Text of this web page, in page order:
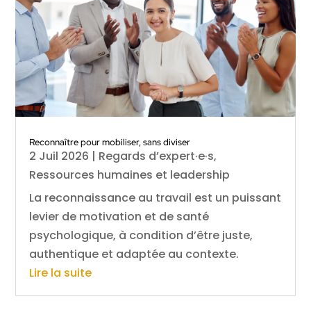
Reconnaître pour mobiliser, sans diviser
2 Juil 2026 | Regards d’expert·e·s,
Ressources humaines et leadership
La reconnaissance au travail est un puissant
levier de motivation et de santé
psychologique, à condition d’être juste,
authentique et adaptée au contexte.
Lire la suite